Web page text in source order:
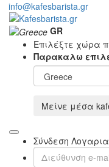
info@kafesbarista.gr
GR
Επιλέξτε χώρα
Παρακαλω
Μείνε μέσα
Σύνδεση